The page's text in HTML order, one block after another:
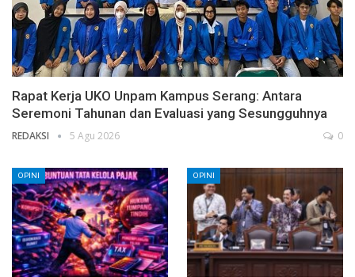
Rapat Kerja UKO Unpam Kampus Serang: Antara
Seremoni Tahunan dan Evaluasi yang Sesungguhnya
REDAKSI 5 Agu 2026 0
OPINI OPINI